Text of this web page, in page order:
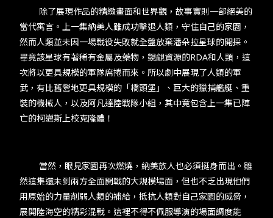
除了展現作品的精緻畫面和世界觀，故事實則一部絕美的
當代寓言。上一集納美人雖成功擊退人類，守住自己的家園，
然而人類並未因一場戰役失敗就全盤放棄潘朵拉星球的開採。
畢竟該星球有著稀有金屬及藥物，覬覦資源的RDA和人類，這
次將以更具規模的軍隊席捲而來。所以劇中展現了人類的軍
武，有比舊營地更具規模的「橋頭堡」、巨大的獵捕艦艇、重
裝的機械人，以及阿凡達陸戰隊小組，其中竟包含上一集已陣
亡的柯邁斯上校克隆體！
當然，眼見家園再次燃燒，納美族人也必須挺身而出。雖
然這集還未到兩方全面開戰的大規模場面，但也不乏出現他們
用原始的力量削弱人類的補給，抵抗人類對自己家園的威脅，
展開陸海空的精彩混戰。這裡不得不佩服導演的場面調度能